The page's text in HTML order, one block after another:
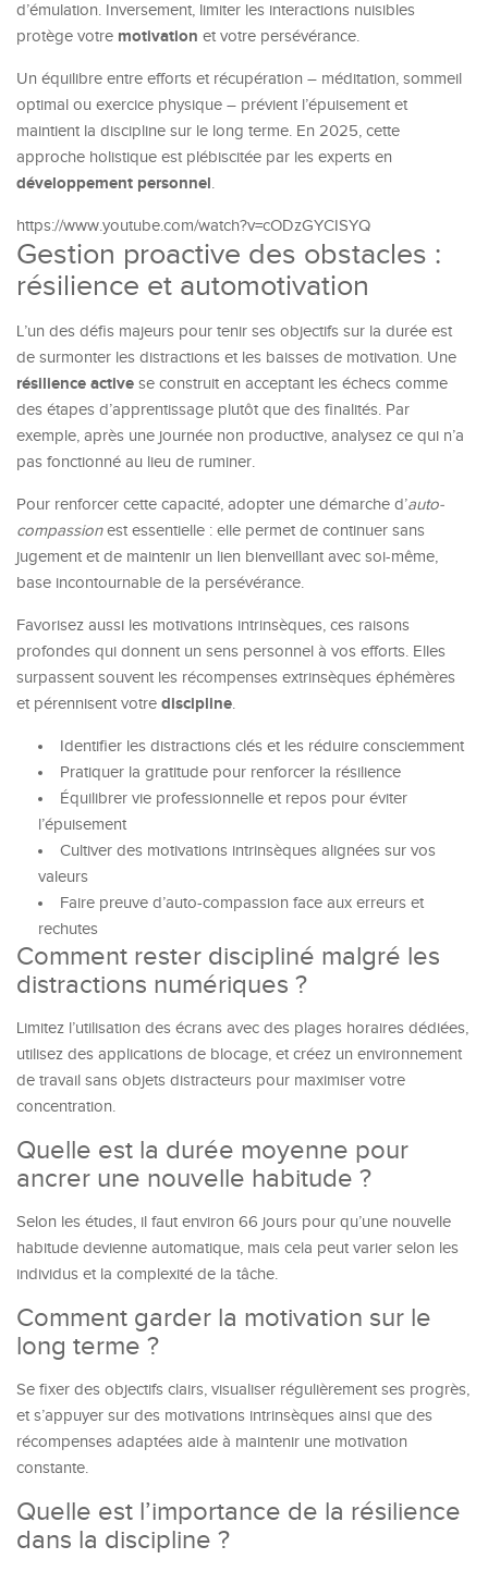
d’émulation. Inversement, limiter les interactions nuisibles
protège votre motivation et votre persévérance.
Un équilibre entre efforts et récupération – méditation, sommeil
optimal ou exercice physique – prévient l’épuisement et
maintient la discipline sur le long terme. En 2025, cette
approche holistique est plébiscitée par les experts en
développement personnel.
https://www.youtube.com/watch?v=cODzGYCISYQ
Gestion proactive des obstacles :
résilience et automotivation
L’un des défis majeurs pour tenir ses objectifs sur la durée est
de surmonter les distractions et les baisses de motivation. Une
résilience active se construit en acceptant les échecs comme
des étapes d’apprentissage plutôt que des finalités. Par
exemple, après une journée non productive, analysez ce qui n’a
pas fonctionné au lieu de ruminer.
Pour renforcer cette capacité, adopter une démarche d’auto-
compassionest essentielle : elle permet de continuer sans
jugement et de maintenir un lien bienveillant avec soi-même,
base incontournable de la persévérance.
Favorisez aussi les motivations intrinsèques, ces raisons
profondes qui donnent un sens personnel à vos efforts. Elles
surpassent souvent les récompenses extrinsèques éphémères
et pérennisent votre discipline.
Identifier les distractions clés et les réduire consciemment
Pratiquer la gratitude pour renforcer la résilience
Équilibrer vie professionnelle et repos pour éviter
l’épuisement
Cultiver des motivations intrinsèques alignées sur vos
valeurs
Faire preuve d’auto-compassion face aux erreurs et
rechutes
Comment rester discipliné malgré les
distractions numériques ?
Limitez l’utilisation des écrans avec des plages horaires dédiées,
utilisez des applications de blocage, et créez un environnement
de travail sans objets distracteurs pour maximiser votre
concentration.
Quelle est la durée moyenne pour
ancrer une nouvelle habitude ?
Selon les études, il faut environ 66 jours pour qu’une nouvelle
habitude devienne automatique, mais cela peut varier selon les
individus et la complexité de la tâche.
Comment garder la motivation sur le
long terme ?
Se fixer des objectifs clairs, visualiser régulièrement ses progrès,
et s’appuyer sur des motivations intrinsèques ainsi que des
récompenses adaptées aide à maintenir une motivation
constante.
Quelle est l’importance de la résilience
dans la discipline ?